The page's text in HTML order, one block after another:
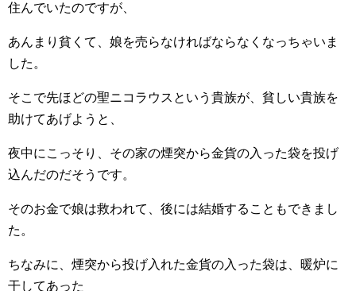
住んでいたのですが、
あんまり貧くて、娘を売らなければならなくなっちゃいま
した。
そこで先ほどの聖ニコラウスという貴族が、貧しい貴族を
助けてあげようと、
夜中にこっそり、その家の煙突から金貨の入った袋を投げ
込んだのだそうです。
そのお金で娘は救われて、後には結婚することもできまし
た。
ちなみに、煙突から投げ入れた金貨の入った袋は、暖炉に
干してあった